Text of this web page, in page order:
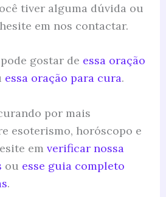
tiver alguma dúvida ou
em nos contactar.
gostar de essa oração
essa oração para cura.
por mais
esoterismo, horóscopo e
em verificar nossa
ou esse guia completo
.